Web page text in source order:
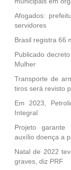
Afogados:
servidores
Brasil registra 66
Publicado
Mulher
Transporte de
tiros será revisto
Em 2023,
Integral
Projeto garante
auxílio doença a
Natal de 2022
graves, diz PRF